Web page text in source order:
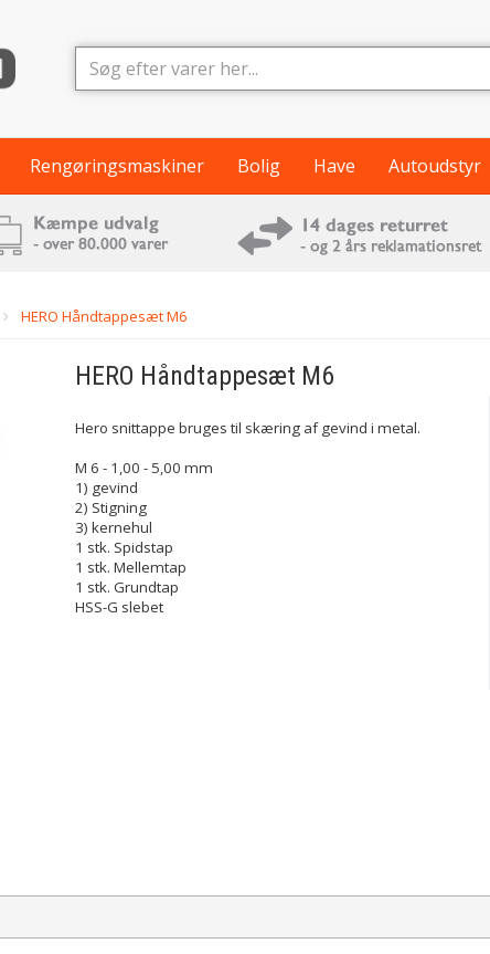
Rengøringsmaskiner Bolig Have Autoudstyr
HERO Håndtappesæt M6
HERO Håndtappesæt M6
Hero snittappe bruges til skæring af gevind i metal.
M 6 - 1,00 - 5,00 mm
1) gevind
2) Stigning
3) kernehul
1 stk. Spidstap
1 stk. Mellemtap
1 stk. Grundtap
HSS-G slebet